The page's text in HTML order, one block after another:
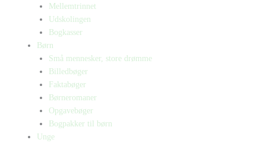
Mellemtrinnet
Udskolingen
Bogkasser
Børn
Små mennesker, store drømme
Billedbøger
Faktabøger
Børneromaner
Opgavebøger
Bogpakker til børn
Unge